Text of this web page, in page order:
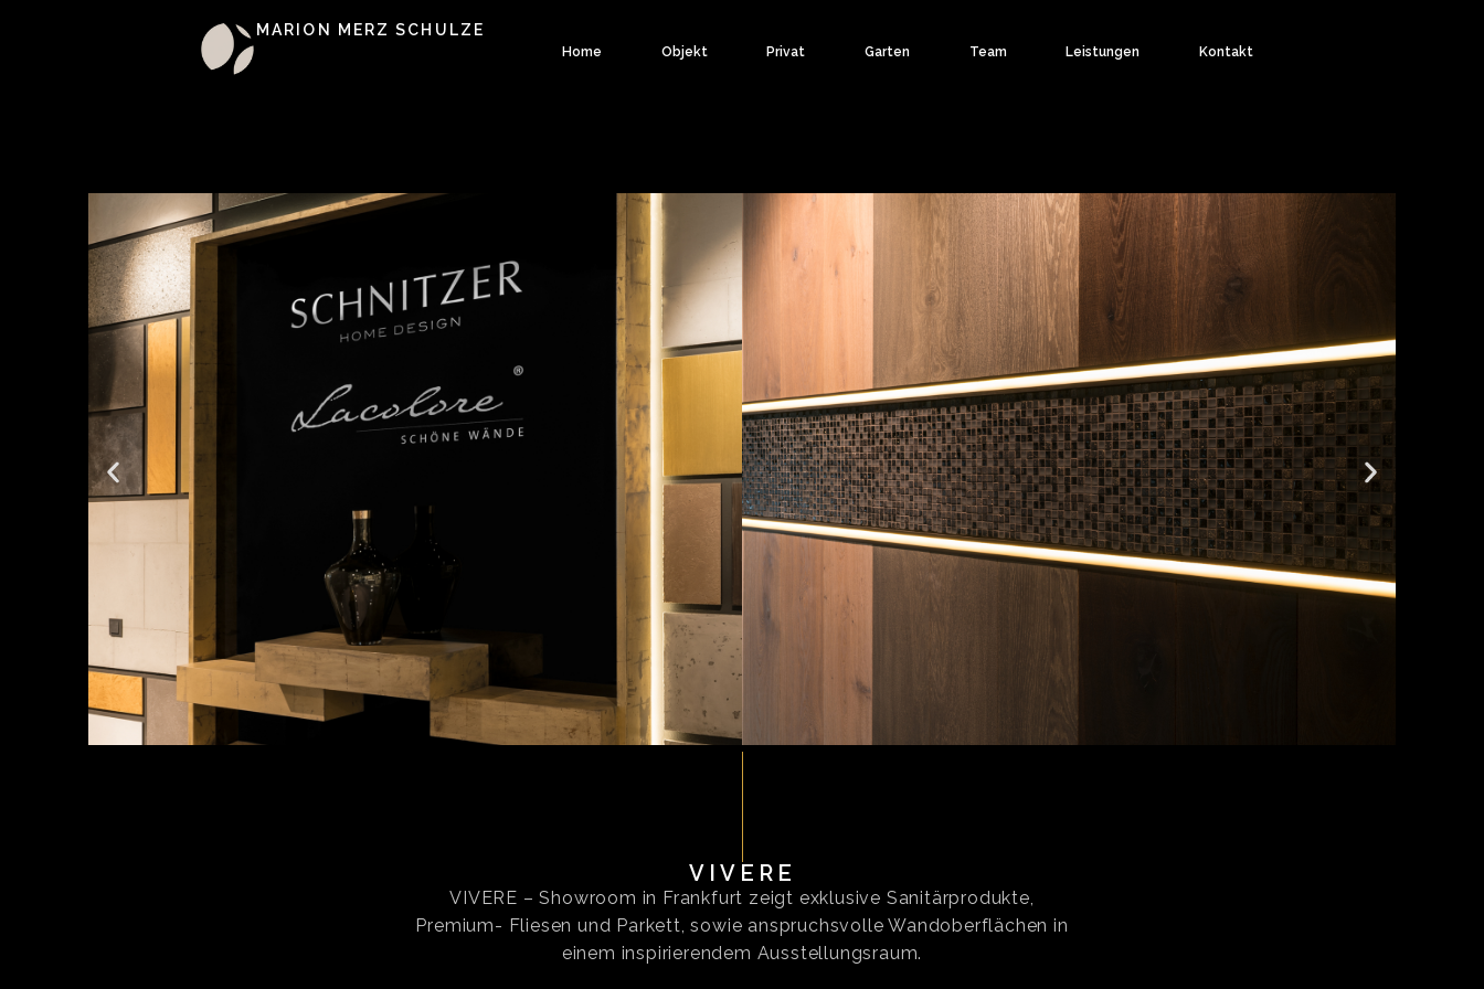
MARION MERZ SCHULZE
Home Objekt Privat Garten Team Leistungen Kontakt
VIVERE
VIVERE – Showroom in Frankfurt zeigt exklusive Sanitärprodukte,
Premium- Fliesen und Parkett, sowie anspruchsvolle Wandoberflächen in
einem inspirierendem Ausstellungsraum.